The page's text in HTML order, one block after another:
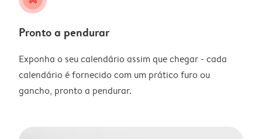
Pronto a pendurar
Exponha o seu calendário assim que chegar - cada
calendário é fornecido com um prático furo ou
gancho, pronto a pendurar.